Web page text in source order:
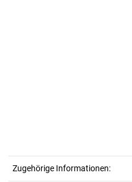
Zugehörige Informationen: